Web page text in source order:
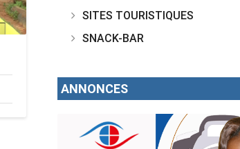
SITES TOURISTIQUES
SNACK-BAR
ANNONCES